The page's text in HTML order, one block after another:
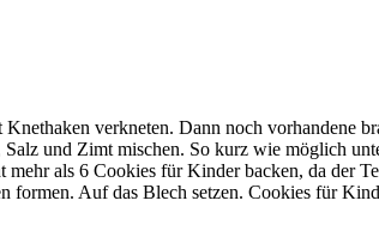
verkneten. Dann noch vorhandene
und Zimt mischen. So kurz wie möglich
als 6 Cookies für Kinder backen, da der
formen. Auf das Blech setzen. Cookies für